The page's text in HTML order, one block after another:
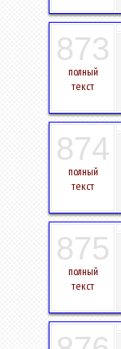
873
полный
текст
874
полный
текст
875
полный
текст